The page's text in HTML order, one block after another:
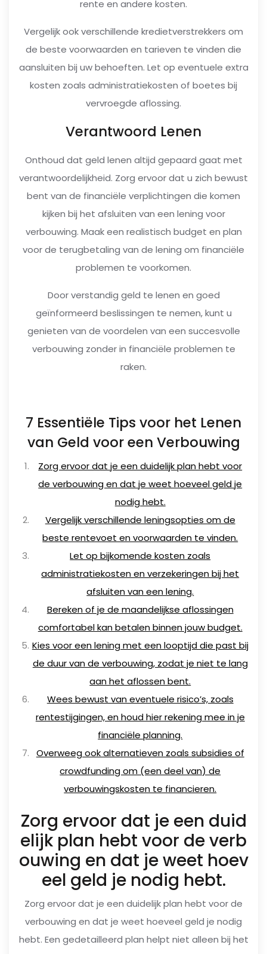
rente en andere kosten.
Vergelijk ook verschillende kredietverstrekkers om
de beste voorwaarden en tarieven te vinden die
aansluiten bij uw behoeften. Let op eventuele extra
kosten zoals administratiekosten of boetes bij
vervroegde aflossing.
Verantwoord Lenen
Onthoud dat geld lenen altijd gepaard gaat met
verantwoordelijkheid. Zorg ervoor dat u zich bewust
bent van de financiële verplichtingen die komen
kijken bij het afsluiten van een lening voor
verbouwing. Maak een realistisch budget en plan
voor de terugbetaling van de lening om financiële
problemen te voorkomen.
Door verstandig geld te lenen en goed
geïnformeerd beslissingen te nemen, kunt u
genieten van de voordelen van een succesvolle
verbouwing zonder in financiële problemen te
raken.
7 Essentiële Tips voor het Lenen
van Geld voor een Verbouwing
Zorg ervoor dat je een duidelijk plan hebt voor
de verbouwing en dat je weet hoeveel geld je
nodig hebt.
Vergelijk verschillende leningsopties om de
beste rentevoet en voorwaarden te vinden.
Let op bijkomende kosten zoals
administratiekosten en verzekeringen bij het
afsluiten van een lening.
Bereken of je de maandelijkse aflossingen
comfortabel kan betalen binnen jouw budget.
Kies voor een lening met een looptijd die past bij
de duur van de verbouwing, zodat je niet te lang
aan het aflossen bent.
Wees bewust van eventuele risico’s, zoals
rentestijgingen, en houd hier rekening mee in je
financiële planning.
Overweeg ook alternatieven zoals subsidies of
crowdfunding om (een deel van) de
verbouwingskosten te financieren.
Zorg ervoor dat je een duid
elijk plan hebt voor de verb
ouwing en dat je weet hoev
eel geld je nodig hebt.
Zorg ervoor dat je een duidelijk plan hebt voor de
verbouwing en dat je weet hoeveel geld je nodig
hebt. Een gedetailleerd plan helpt niet alleen bij het